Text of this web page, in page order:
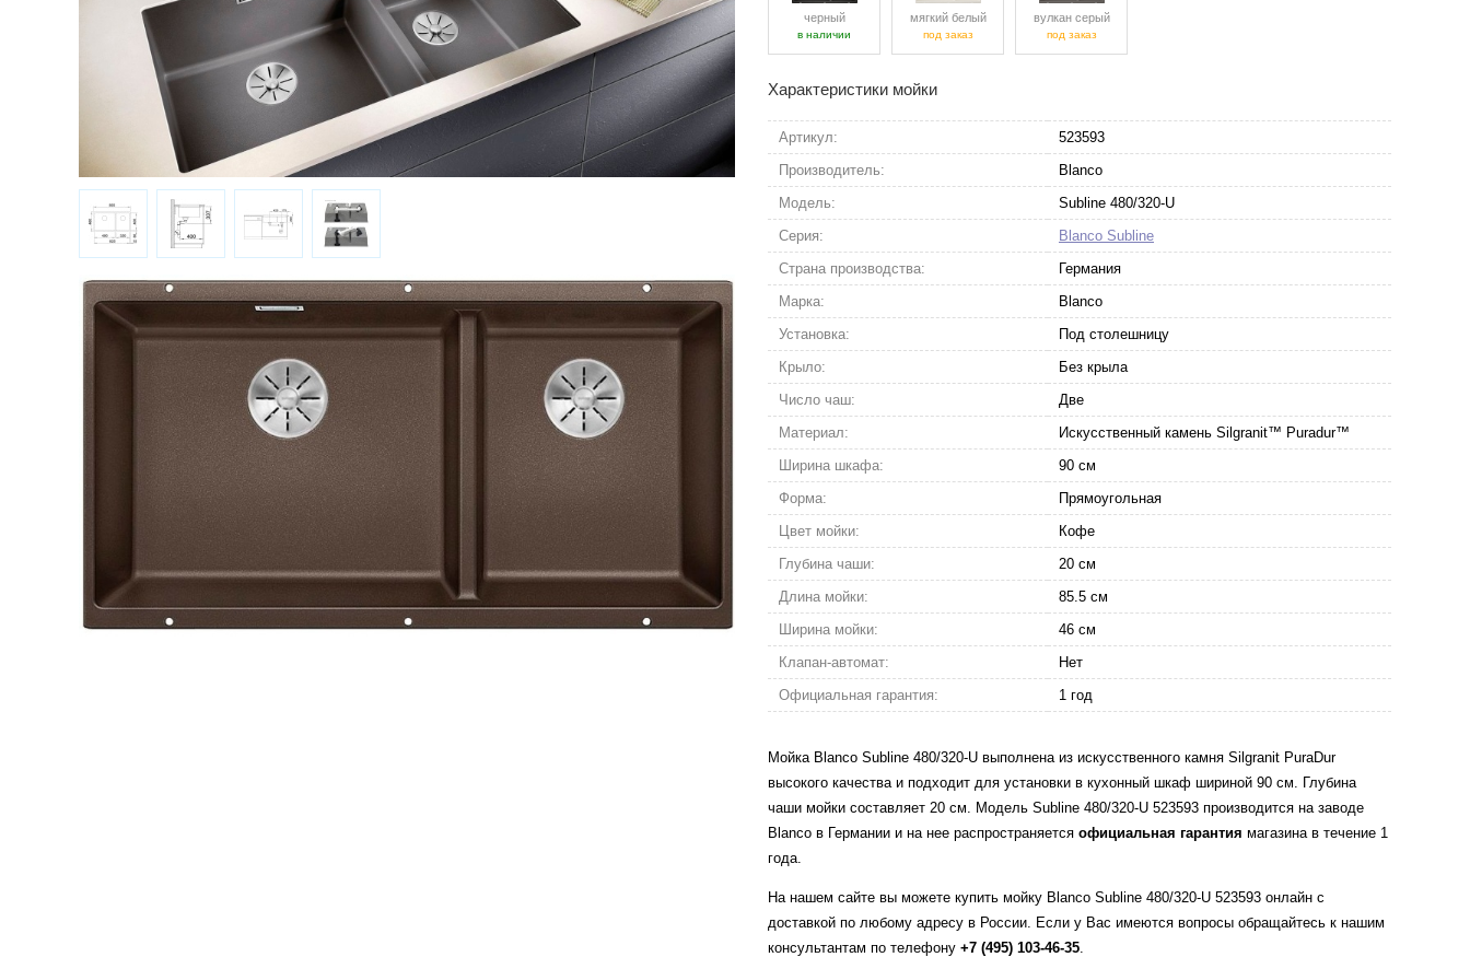
черный
в наличии
мягкий белый
под заказ
вулкан серый
под заказ
Характеристики мойки
Артикул:
523593
Производитель:
Blanco
Модель:
Subline 480/320-U
Серия:
Blanco Subline
Страна производства:
Германия
Марка:
Blanco
Установка:
Под столешницу
Крыло:
Без крыла
Число чаш:
Две
Материал:
Искусственный камень Silgranit™ Puradur™
Ширина шкафа:
90 см
Форма:
Прямоугольная
Цвет мойки:
Кофе
Глубина чаши:
20 см
Длина мойки:
85.5 см
Ширина мойки:
46 см
Клапан-автомат:
Нет
Официальная гарантия:
1 год
Мойка Blanco Subline 480/320-U выполнена из искусственного камня Silgranit PuraDur
высокого качества и подходит для установки в кухонный шкаф шириной 90 см. Глубина
чаши мойки составляет 20 см. Модель Subline 480/320-U 523593 производится на заводе
Blanco в Германии и на нее распространяется официальная гарантия магазина в течение 1
года.
На нашем сайте вы можете купить мойку Blanco Subline 480/320-U 523593 онлайн с
доставкой по любому адресу в России. Если у Вас имеются вопросы обращайтесь к нашим
консультантам по телефону +7 (495) 103-46-35